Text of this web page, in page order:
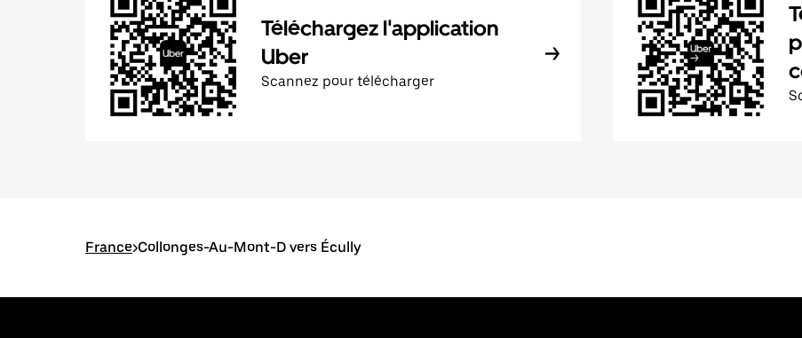
Téléchargez l'application
Uber
Scannez pour télécharger
France>Collonges-Au-Mont-D vers Écully